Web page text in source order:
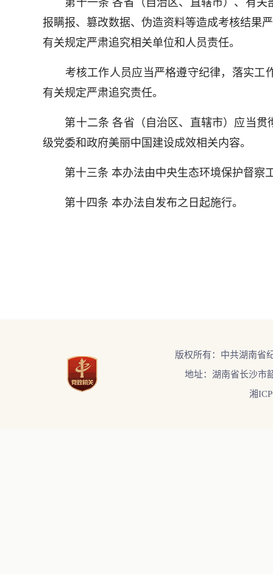
第十一条 各省（自治区、直辖市）、有关
报瞒报、篡改数据、伪造资料等造成考核结果
有关规定严肃追究相关单位和人员责任。
考核工作人员应当严格遵守纪律，落实工
有关规定严肃追究责任。
第十二条 各省（自治区、直辖市）应当贯
级党委和政府美丽中国建设成效相关内容。
第十三条 本办法由中央生态环境保护督察
第十四条 本办法自发布之日起施行。
版权所有：中共湖南省
地址：湖南省长沙市
湘